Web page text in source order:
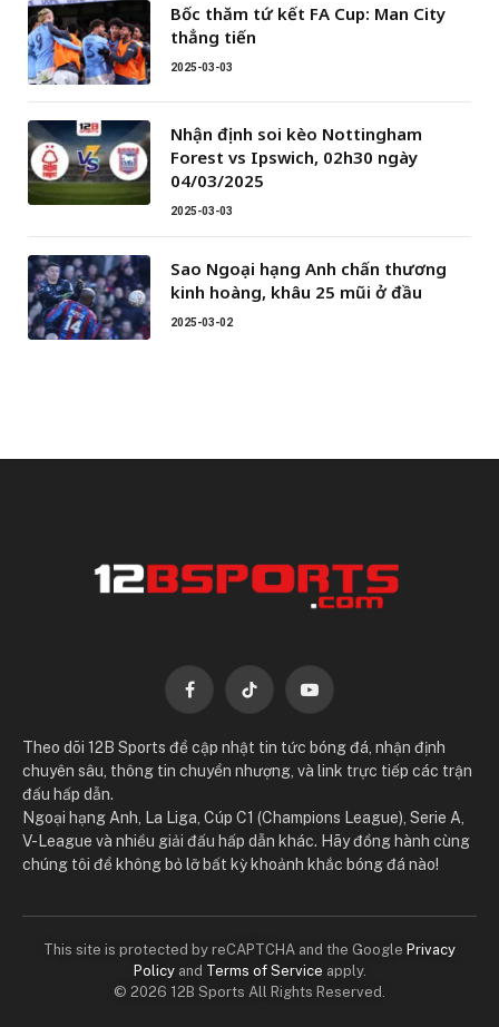
Bốc thăm tứ kết FA Cup: Man City
thẳng tiến
2025-03-03
Nhận định soi kèo Nottingham
Forest vs Ipswich, 02h30 ngày
04/03/2025
2025-03-03
Sao Ngoại hạng Anh chấn thương
kinh hoàng, khâu 25 mũi ở đầu
2025-03-02
FacebookTikTok YouTube
Theo dõi 12B Sports để cập nhật tin tức bóng đá, nhận định
chuyên sâu, thông tin chuyển nhượng, và link trực tiếp các trận
đấu hấp dẫn.
Ngoại hạng Anh, La Liga, Cúp C1 (Champions League), Serie A,
V-League và nhiều giải đấu hấp dẫn khác. Hãy đồng hành cùng
chúng tôi để không bỏ lỡ bất kỳ khoảnh khắc bóng đá nào!
This site is protected by reCAPTCHA and the Google Privacy
Policyand Terms of Service apply.
© 2026 12B Sports All Rights Reserved.